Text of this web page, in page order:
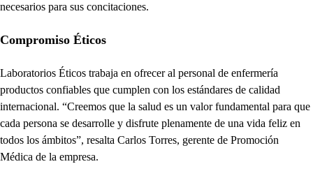
necesarios para sus concitaciones.
Compromiso Éticos
Laboratorios Éticos trabaja en ofrecer al personal de enfermería
productos confiables que cumplen con los estándares de calidad
internacional. “Creemos que la salud es un valor fundamental para que
cada persona se desarrolle y disfrute plenamente de una vida feliz en
todos los ámbitos”, resalta Carlos Torres, gerente de Promoción
Médica de la empresa.